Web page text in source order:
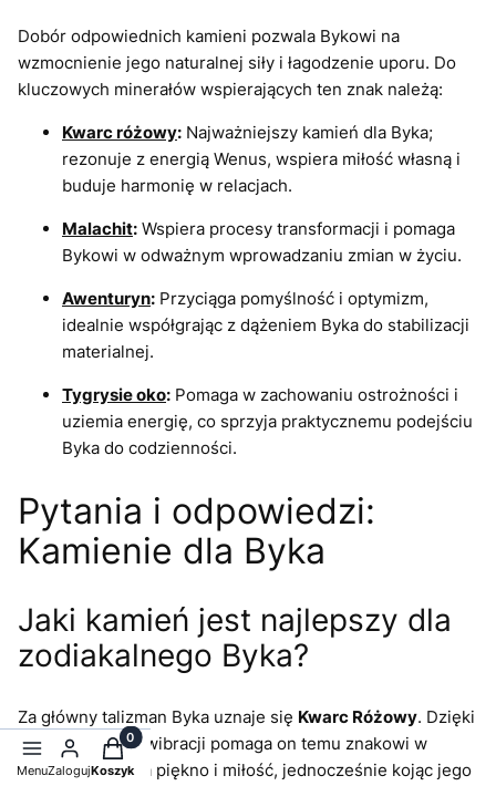
Dobór odpowiednich kamieni pozwala Bykowi na
wzmocnienie jego naturalnej siły i łagodzenie uporu. Do
kluczowych minerałów wspierających ten znak należą:
Kwarc różowy: Najważniejszy kamień dla Byka;
rezonuje z energią Wenus, wspiera miłość własną i
buduje harmonię w relacjach.
Malachit: Wspiera procesy transformacji i pomaga
Bykowi w odważnym wprowadzaniu zmian w życiu.
Awenturyn: Przyciąga pomyślność i optymizm,
idealnie współgrając z dążeniem Byka do stabilizacji
materialnej.
Tygrysie oko: Pomaga w zachowaniu ostrożności i
uziemia energię, co sprzyja praktycznemu podejściu
Byka do codzienności.
Pytania i odpowiedzi:
Kamienie dla Byka
Jaki kamień jest najlepszy dla
zodiakalnego Byka?
Za główny talizman Byka uznaje się Kwarc Różowy. Dzięki
swojej łagodnej wibracji pomaga on temu znakowi w
otwieraniu się na piękno i miłość, jednocześnie kojąc jego
MenuZaloguj
Produkty w koszyku: 0. Zobacz szczegóły
Koszyk